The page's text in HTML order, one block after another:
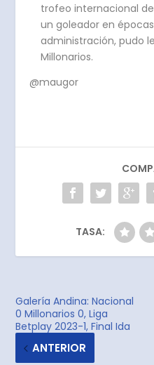
trofeo internacional
un goleador en
administración, pudo
Millonarios.
@maugor
TASA:
Galería Andina: Nacional
0 Millonarios 0, Liga
Betplay 2023-1, Final Ida
ANTERIOR